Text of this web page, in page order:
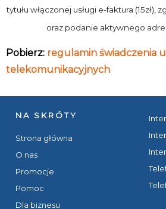
tytułu włączonej usługi e-faktura (15zł),
oraz podanie aktywnego
Pobierz: regulamin świadczenia
telekomunikacyjnych
NA SKRÓTY
Strona główna
O nas
Promocje
Pomoc
Dla biznesu